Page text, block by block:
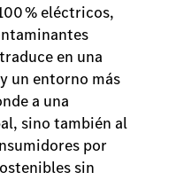
% eléctricos,
en una
un entorno más
a una
sino también al
por
sin